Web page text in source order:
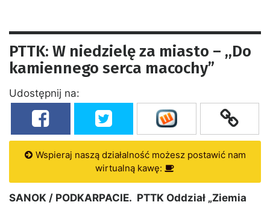
PTTK: W niedzielę za miasto – ,,Do
kamiennego serca macochy”
Udostępnij na:
Wspieraj naszą działalność możesz postawić nam
wirtualną kawę:
SANOK / PODKARPACIE. PTTK Oddział „Ziemia